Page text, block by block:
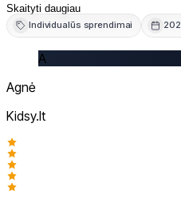
svarbiausios pozicijos
TOP 5. Rezultatai
rekomenduojame šią
Skaityti daugiau
Individualūs sprendimai
A
Agnė
Kidsy.lt